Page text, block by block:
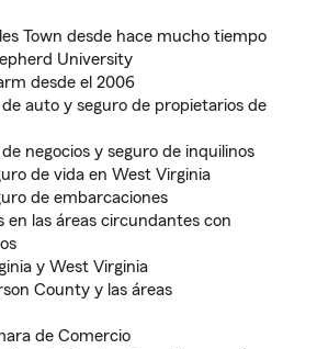
Town desde hace mucho tiempo
University
desde el 2006
auto y seguro de propietarios de
negocios y seguro de inquilinos
de vida en West Virginia
de embarcaciones
en las áreas circundantes con
y West Virginia
County y las áreas
de Comercio